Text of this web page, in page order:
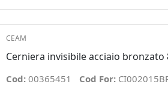
CEAM
Cerniera invisibile acciaio bronzato
Cod: 00365451 Cod For: